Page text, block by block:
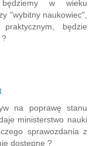
w wieku
"wybitny naukowiec",
będzie
?
na poprawę stanu
ministerstwo nauki
sprawozdania z
dostępne ?